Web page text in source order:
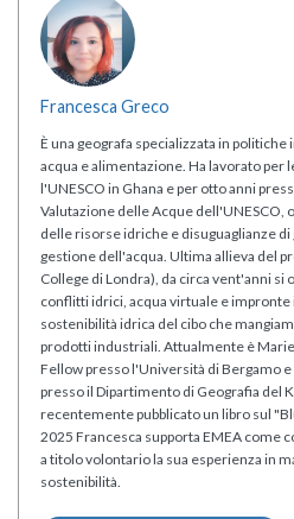
Francesca Greco
È una geografa specializzata in
acqua e alimentazione. Ha lavorato per
l'UNESCO in Ghana e per otto anni
Valutazione delle Acque dell'UNESCO,
delle risorse idriche e disuguaglianze
gestione dell'acqua. Ultima allieva del
College di Londra), da circa vent'anni si
conflitti idrici, acqua virtuale e impronte
sostenibilità idrica del cibo che
prodotti industriali. Attualmente è Marie
Fellow presso l'Università di Bergamo
presso il Dipartimento di Geografia del
recentemente pubblicato un libro sul
2025 Francesca supporta EMEA come
a titolo volontario la sua esperienza in
sostenibilità.